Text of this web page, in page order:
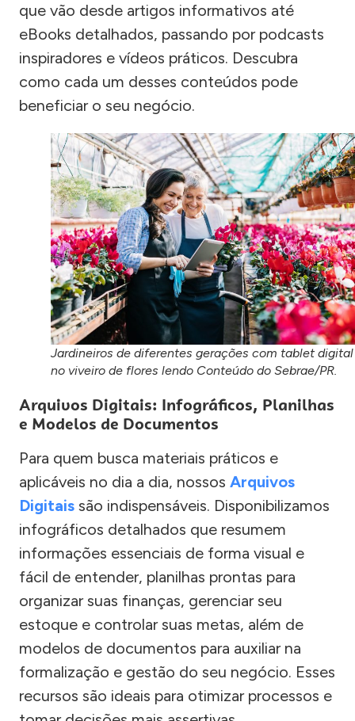
que vão desde artigos informativos até
eBooks detalhados, passando por podcasts
inspiradores e vídeos práticos. Descubra
como cada um desses conteúdos pode
beneficiar o seu negócio.
Jardineiros de diferentes gerações com tablet digital
no viveiro de flores lendo Conteúdo do Sebrae/PR.
Arquivos Digitais: Infográficos, Planilhas
e Modelos de Documentos
Para quem busca materiais práticos e
aplicáveis no dia a dia, nossos Arquivos
Digitais são indispensáveis. Disponibilizamos
infográficos detalhados que resumem
informações essenciais de forma visual e
fácil de entender, planilhas prontas para
organizar suas finanças, gerenciar seu
estoque e controlar suas metas, além de
modelos de documentos para auxiliar na
formalização e gestão do seu negócio. Esses
recursos são ideais para otimizar processos e